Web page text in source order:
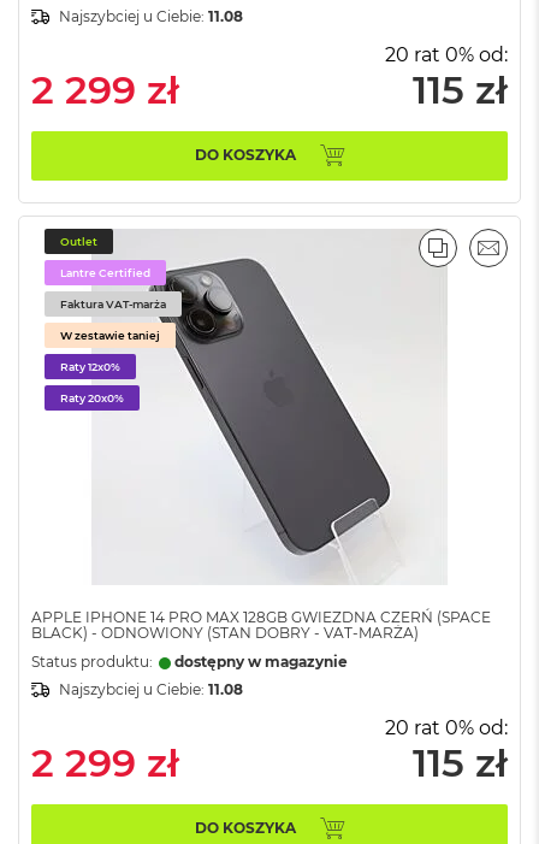
4
R
M
M
a
c
B
o
o
k
A
i
r
3
2
d
ł
u
g
p
j
e
n
Najszybciej u Ciebie: 11.08
2 299 zł
20 rat 0% od:
115 zł
DO KOSZYKA
Outlet
Lantre Certified
Faktura VAT-marża
W zestawie taniej
Raty 12x0%
Raty 20x0%
APPLE IPHONE 14 PRO MAX 128GB GWIEZDNA CZERŃ (SPACE
BLACK) - ODNOWIONY (STAN DOBRY - VAT-MARŻA)
Status produktu:
dostępny w magazynie
Najszybciej u Ciebie: 11.08
2 299 zł
20 rat 0% od:
115 zł
DO KOSZYKA